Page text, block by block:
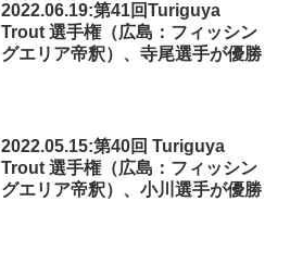
2022.06.19:第41回Turiguya
Trout 選手権（広島：フィッシン
グエリア帝釈）、寺尾選手が優勝
2022.05.15:第40回 Turiguya
Trout 選手権（広島：フィッシン
グエリア帝釈）、小川選手が優勝